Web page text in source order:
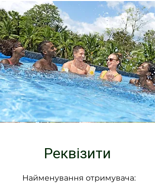
Реквізити
Найменування отримувача: